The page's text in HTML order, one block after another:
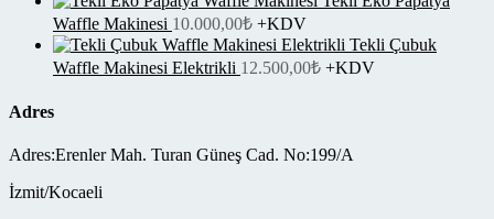
Waffle Makinesi 10.000,00₺ +KDV
Tekli Çubuk
Waffle Makinesi Elektrikli 12.500,00₺ +KDV
Adres
Adres:Erenler Mah. Turan Güneş Cad. No:199/A
İzmit/Kocaeli